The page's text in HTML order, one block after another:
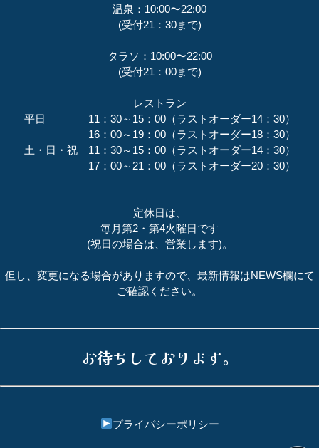
温泉：10:00〜22:00
(受付21：30まで)
タラソ：10:00〜22:00
(受付21：00まで)
レストラン
平日 11：30～15：00（ラストオーダー14：30）
16：00～19：00（ラストオーダー18：30）
土・日・祝 11：30～15：00（ラストオーダー14：30）
17：00～21：00（ラストオーダー20：30）
定休日は、
毎月第2・第4火曜日です
(祝日の場合は、営業します)。
但し、変更になる場合がありますので、最新情報はNEWS欄にて
ご確認ください。
お待ちしております。
プライバシーポリシー